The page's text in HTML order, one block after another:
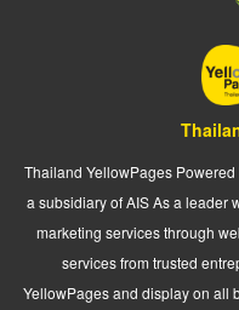
Thailand YellowPages
a subsidiary of AIS As a leader
marketing services through
services from trusted
YellowPages and display on all